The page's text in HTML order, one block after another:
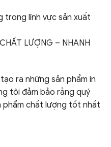
lĩnh vực sản xuất
LƯỢNG – NHANH
ra những sản phẩm in
tôi đảm bảo rằng quý
phẩm chất lượng tốt nhất